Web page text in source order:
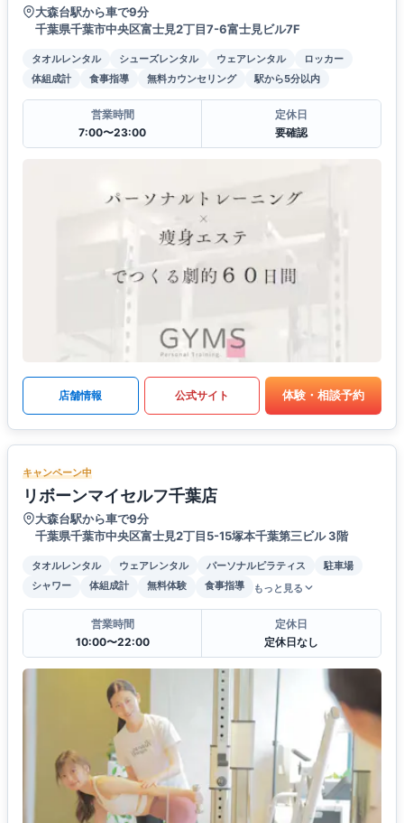
大森台駅から車で9分
千葉県千葉市中央区富士見2丁目7-6​富士見ビル7F
タオルレンタル シューズレンタル ウェアレンタル
ロッカー
体組成計
食事指導 無料カウンセリング 駅から5分以内
営業時間
7:00〜23:00
定休日
要確認
店舗情報 公式サイト 体験・相談予約
キャンペーン中
リボーンマイセルフ千葉店
大森台駅から車で9分
千葉県千葉市中央区富士見2丁目5-15塚本千葉第三ビル 3階
タオルレンタル ウェアレンタル パーソナルピラティス
駐車場
シャワー
体組成計 無料体験 食事指導 もっと見る
営業時間
10:00〜22:00
定休日
定休日なし